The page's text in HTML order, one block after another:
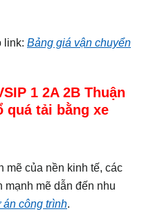
link: Bảng giá vận chuyển
1 2A 2B Thuận
quá tải bằng xe
mẽ của nền kinh tế, các
mạnh mẽ dẫn đến nhu
án công trình.